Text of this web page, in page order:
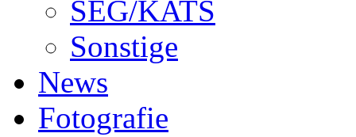
SEG/KATS
Sonstige
News
Fotografie